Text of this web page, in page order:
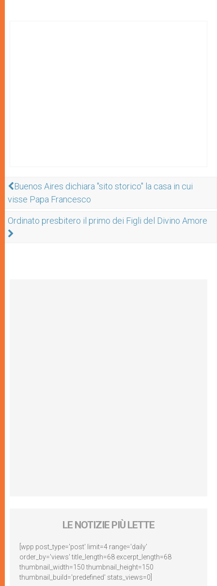
Buenos Aires dichiara "sito storico" la casa in cui
visse Papa Francesco
Ordinato presbitero il primo dei Figli del Divino Amore
LE NOTIZIE PIÙ LETTE
[wpp post_type='post' limit=4 range='daily'
order_by='views' title_length=68 excerpt_length=68
thumbnail_width=150 thumbnail_height=150
thumbnail_build='predefined' stats_views=0]